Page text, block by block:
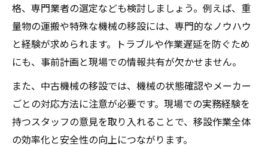
格、専門業者の選定なども検討しましょう。例えば、重
量物の運搬や特殊な機械の移設には、専門的なノウハウ
と経験が求められます。トラブルや作業遅延を防ぐため
にも、事前計画と現場での情報共有が欠かせません。
また、中古機械の移設では、機械の状態確認やメーカー
ごとの対応方法に注意が必要です。現場での実務経験を
持つスタッフの意見を取り入れることで、移設作業全体
の効率化と安全性の向上につながります。